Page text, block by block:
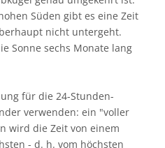
Süden gibt es eine Zeit
nicht untergeht.
Sonne sechs Monate lang
für die 24-Stunden-
verwenden: ein "voller
wird die Zeit von einem
- d. h. vom höchsten